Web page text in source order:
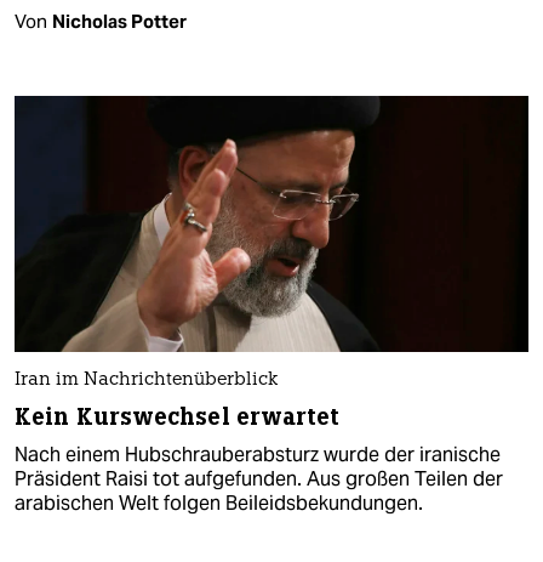
Von Nicholas Potter
Iran im Nachrichtenüberblick
Kein Kurswechsel erwartet
Nach einem Hubschrauberabsturz wurde der iranische
Präsident Raisi tot aufgefunden. Aus großen Teilen der
arabischen Welt folgen Beileidsbekundungen.